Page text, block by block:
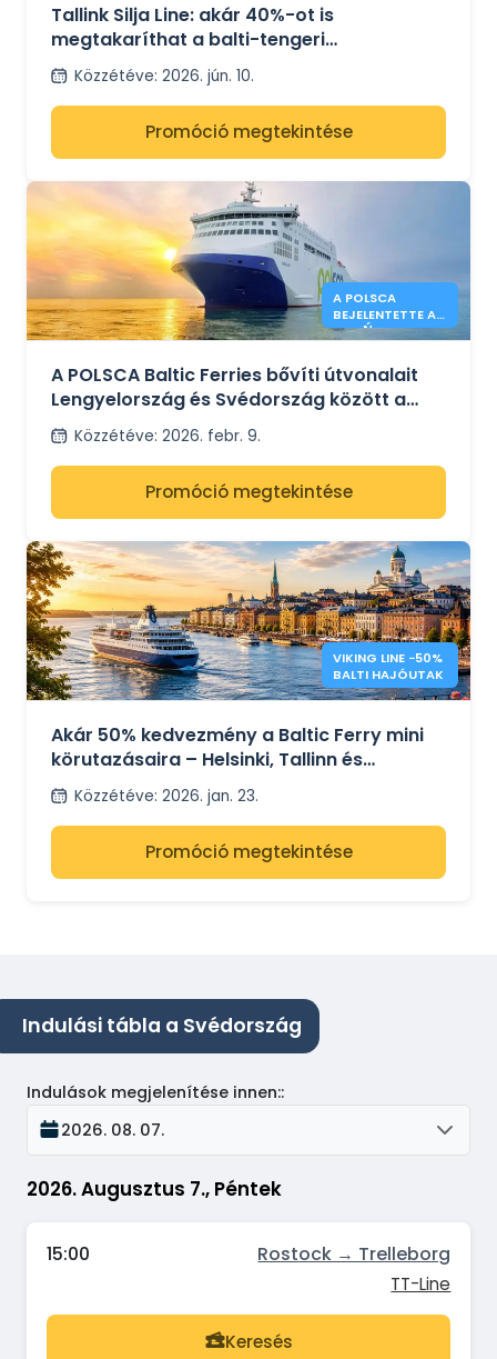
Tallink Silja Line: akár 40%-ot is
megtakaríthat a balti-tengeri
kompátkeléseken
Közzétéve: 2026. jún. 10.
Promóció megtekintése
A POLSCA
BEJELENTETTE A
GDAŃSK –
ÚTVONALTERVEK
ET
A POLSCA Baltic Ferries bővíti útvonalait
Lengyelország és Svédország között a
Gdansk–Karlshamn terveivel.
Közzétéve: 2026. febr. 9.
Promóció megtekintése
VIKING LINE −50%
BALTI HAJÓUTAK
Akár 50% kedvezmény a Baltic Ferry mini
körutazásaira – Helsinki, Tallinn és
Stockholm
Közzétéve: 2026. jan. 23.
Promóció megtekintése
Indulási tábla a Svédország
2026. Augusztus 7., Péntek
Indulások megjelenítése innen::
2026. 08. 07.
15:00 Rostock → Trelleborg
TT-Line
Keresés